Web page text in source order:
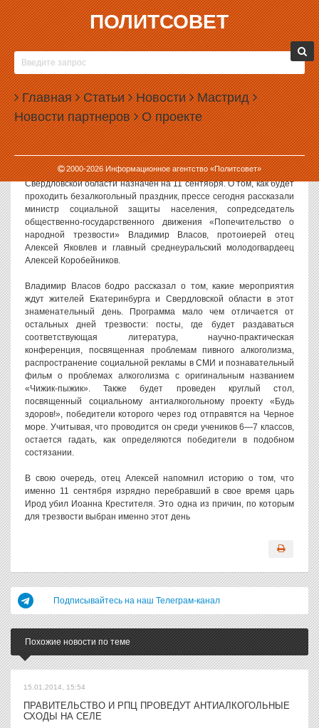
ПОЛИТСОВЕТ
Главная Статьи Новости Мастрид
Новости партнеров О проекте
2000-2026Информационное агентство «Политсовет»
10.08.2010, 12:39
АРХИЕПИСКОП ВИКЕНТИЙ
ПРОИГНОРИРОВАЛ БОРЬБУ С ПЬЯНСТВОМ
Заявленный для участия в пресс-конференции в Екатеринбурге
руководитель местной епархии РПЦ Викентий не пришел на
встречу с журналистами по одной из любимых своих тем —
борьбе с пьянством.
Напомним, очередной так называемый день трезвости в
Свердловской области назначен на 11 сентября. О том, как будет
проходить безалкогольный праздник, прессе сегодня рассказали
министр социальной защиты населения, сопредседатель
общественно-государственного движения «Попечительство о
народной трезвости» Владимир Власов, протоиерей отец
Алексей Яковлев и главный среднеуральский молодогвардеец
Алексей Коробейников.
Владимир Власов бодро рассказал о том, какие мероприятия
ждут жителей Екатеринбурга и Свердловской области в этот
знаменательный день. Программа мало чем отличается от
остальных дней трезвости: посты, где будет раздаваться
соответствующая литература, научно-практическая
конференция, посвященная проблемам пивного алкоголизма,
распространение социальной рекламы в СМИ и познавательный
фильм о проблемах алкоголизма с оригинальным названием
«Чижик-пыжик». Также будет проведен круглый стол,
посвященный социальному антиалкогольному проекту «Будь
здоров!», победители которого через год отправятся на Черное
море. Учитывая, что проводится он среди учеников 6—7 классов,
остается гадать, как определяются победители в подобном
состязании.
В свою очередь, отец Алексей напомнил историю о том, что
именно 11 сентября изрядно перебравший в свое время царь
Ирод убил Иоанна Крестителя. Это одна из причин, по которым
для трезвости выбран именно этот день
Подписывайтесь на наш Телеграм-канал
Похожие новости по теме
15.01.2014, 15:54
ПРАВИТЕЛЬСТВО И РПЦ ПРОВЕДУТ АНТИАЛКОГОЛЬНЫЕ
СХОДЫ НА СЕЛЕ